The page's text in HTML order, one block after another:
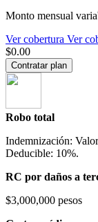
Monto mensual
Ver cobertura Ver
$0.00
Contratar plan
Robo total
Indemnización:
Deducible: 10%.
RC por daños a
$3,000,000 pesos